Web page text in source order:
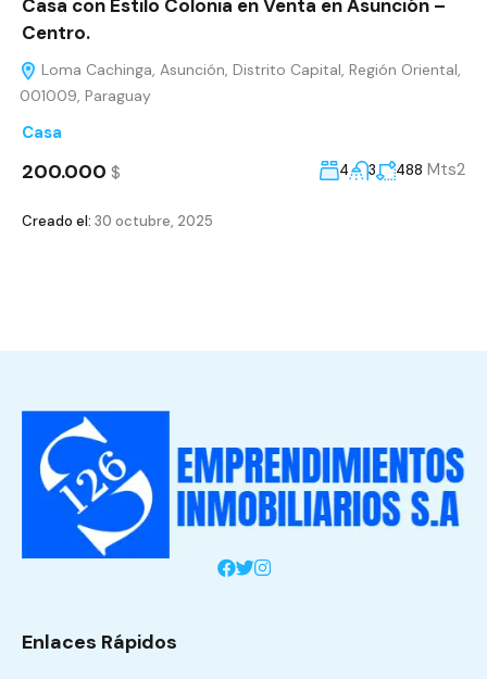
Casa con Estilo Colonia en Venta en Asunción –
Centro.
Loma Cachinga, Asunción, Distrito Capital, Región Oriental,
001009, Paraguay
Casa
200.000 $ 4 3 488 Mts2
Creado el: 30 octubre, 2025
Enlaces Rápidos